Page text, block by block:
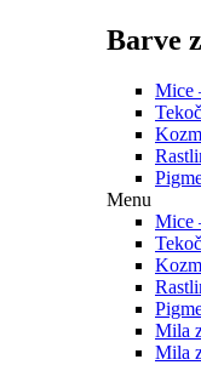
Barve
Mice
Menu
Mice
Mila
Mila